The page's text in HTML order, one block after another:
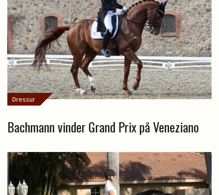
Dressur
Bachmann vinder Grand Prix på Veneziano